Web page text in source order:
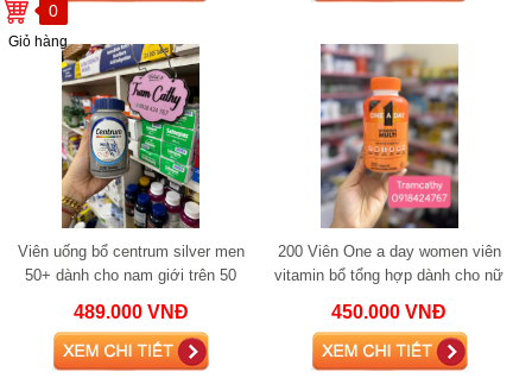
0
Giỏ hàng
Viên uống bổ centrum silver men
50+ dành cho nam giới trên 50
489.000 VNĐ
200 Viên One a day women viên
vitamin bổ tổng hợp dành cho nữ
450.000 VNĐ